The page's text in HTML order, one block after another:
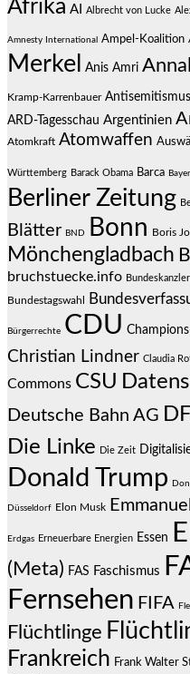
Afrika AI Albrecht von Lucke
Amnesty International Ampel-Koalition
Merkel
Anis Amri
Kramp-Karrenbauer Antisemitismus
ARD-Tagesschau Argentinien
Atomkraft Atomwaffen
Württemberg Barack Obama Barca
Berliner Zeitung
Blätter BND Bonn Boris
Mönchengladbach
bruchstuecke.info
Bundestagswahl
Bürgerrechte CDU
Christian Lindner Claudia
Commons CSU
Deutsche Bahn AG
Die Linke Die Zeit
Donald Trump
Düsseldorf Elon Musk
Erdgas Erneuerbare Energien Essen
(Meta) FAS Faschismus
Fernsehen FIFA
Flüchtlinge
Frankreich Frank Walter